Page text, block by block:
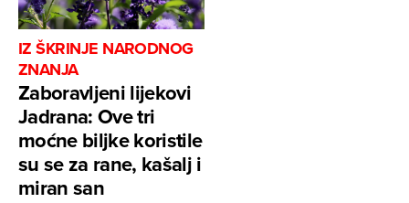
IZ ŠKRINJE NARODNOG
ZNANJA
Zaboravljeni lijekovi
Jadrana: Ove tri
moćne biljke koristile
su se za rane, kašalj i
miran san